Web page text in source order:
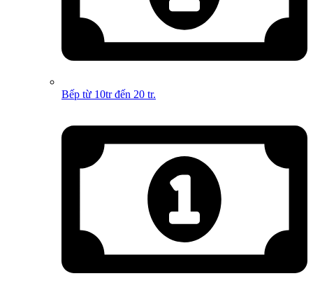
Bếp từ 10tr đến 20 tr.